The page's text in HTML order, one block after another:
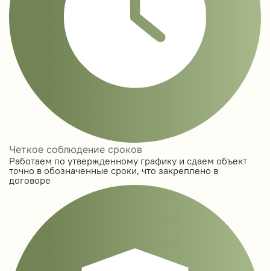
Четкое соблюдение сроков
Работаем по утвержденному графику и сдаем объект
точно в обозначенные сроки, что закреплено в
договоре